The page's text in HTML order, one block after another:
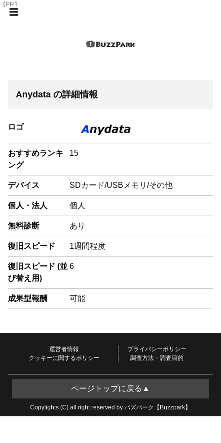
【PR】
Anydata の詳細情報
ロゴ
おすすめランキ
ング
15
デバイス SDカード/USBメモリ/その他
個人・法人 個人
無料診断 あり
復旧スピード 1週間程度
復旧スピード (並
び替え用)
6
成果型報酬 可能
運営者情報
プライバシーポリシー
クッキーに関するポリシー
調査方法・調査目的
ページトップに戻る▲
Copylights (C) all right reserved by バズパーク【Buzzpark】